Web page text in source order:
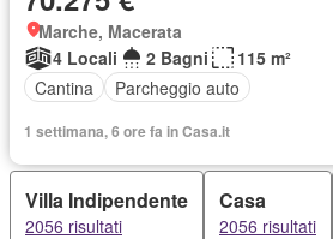
Marche, Macerata
4 Locali
2 Bagni
115 m²
Cantina
Parcheggio auto
1 settimana, 6 ore fa in Casa.it
Villa Indipendente
2056 risultati
Casa
2056 risultati